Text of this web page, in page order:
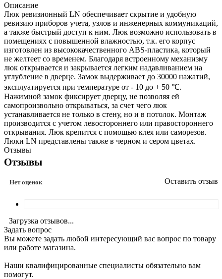
Описание
Люк ревизионный LN обеспечивает скрытие и удобную
ревизию приборов учета, узлов и инженерных коммуникаций,
а также быстрый доступ к ним. Люк возможно использовать в
помещениях с повышенной влажностью, т.к. его корпус
изготовлен из высококачественного ABS-пластика, который
не желтеет со временем. Благодаря встроенному механизму
люк открывается и закрывается легким надавливанием на
углубление в дверце. Замок выдерживает до 30000 нажатий,
эксплуатируется при температуре от - 10 до + 50 ℃.
Нажимной замок фиксирует дверцу, не позволяя ей
самопроизвольно открываться, за счет чего люк
устанавливается не только в стену, но и в потолок. Монтаж
производится с учетом левостороннего или правостороннего
открывания. Люк крепится с помощью клея или саморезов.
Люки LN представлены также в черном и сером цветах.
Отзывы
Отзывы
Нет оценок Оставить отзыв
Загрузка отзывов...
Задать вопрос
Вы можете задать любой интересующий вас вопрос по товару
или работе магазина.
Наши квалифицированные специалисты обязательно вам
помогут.